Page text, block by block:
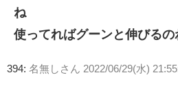
ね
使ってればグーンと伸びるの
394: 名無しさん 2022/06/29(水)